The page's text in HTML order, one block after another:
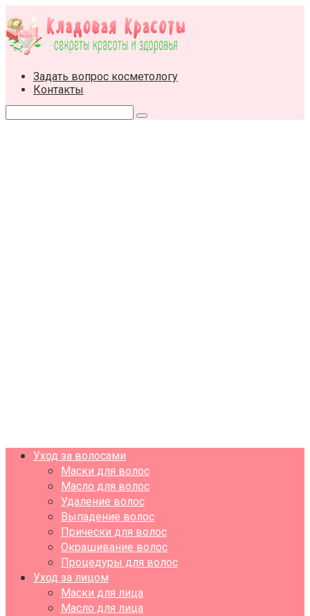
к
контенту
Задать вопрос косметологу
Контакты
Поиск:
Уход за волосами
Маски для волос
Масло для волос
Удаление волос
Выпадение волос
Прически для волос
Окрашивание волос
Процедуры для волос
Уход за лицом
Маски для лица
Масло для лица